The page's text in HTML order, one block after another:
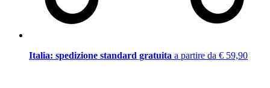
Italia: spedizione standard gratuita a partire da € 59,90